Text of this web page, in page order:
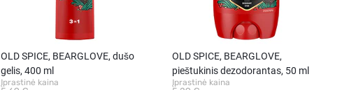
OLD SPICE, BEARGLOVE, dušo
gelis, 400 ml
Įprastinė kaina
OLD SPICE, BEARGLOVE,
pieštukinis dezodorantas, 50 ml
Įprastinė kaina